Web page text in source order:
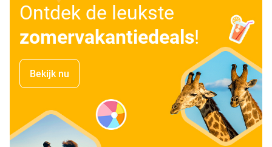
Ontdek de leukste
zomervakantiedeals!
Bekijk nu